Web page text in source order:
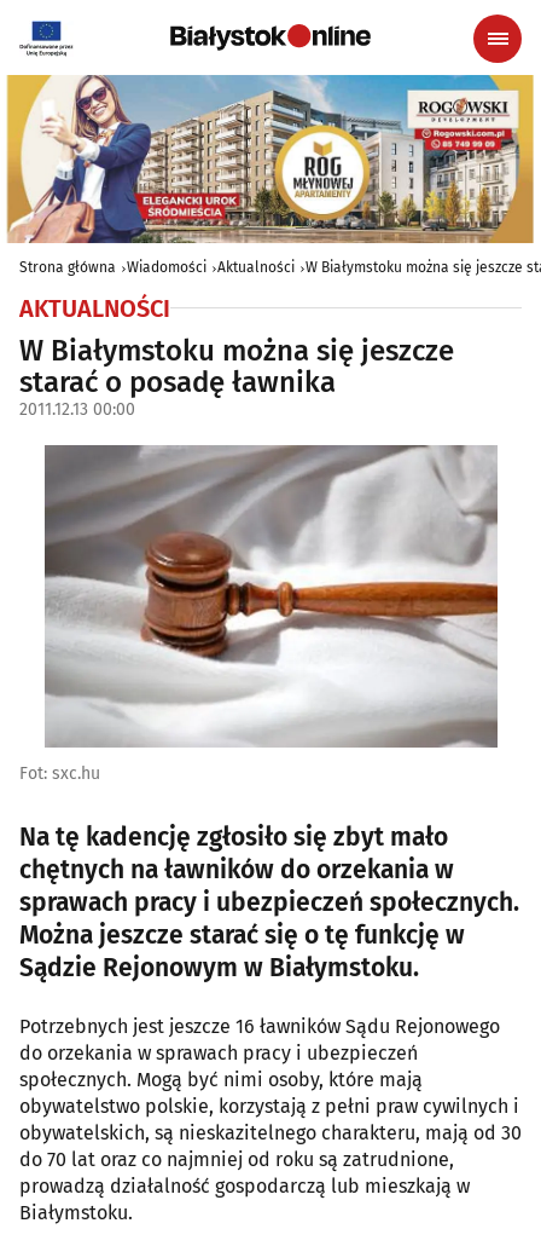
Strona główna Wiadomości Aktualności W Białymstoku można się jeszcze
AKTUALNOŚCI
W Białymstoku można się jeszcze
starać o posadę ławnika
2011.12.13 00:00
Fot: sxc.hu
Na tę kadencję zgłosiło się zbyt mało
chętnych na ławników do orzekania w
sprawach pracy i ubezpieczeń społecznych.
Można jeszcze starać się o tę funkcję w
Sądzie Rejonowym w Białymstoku.
Potrzebnych jest jeszcze 16 ławników Sądu Rejonowego
do orzekania w sprawach pracy i ubezpieczeń
społecznych. Mogą być nimi osoby, które mają
obywatelstwo polskie, korzystają z pełni praw cywilnych i
obywatelskich, są nieskazitelnego charakteru, mają od 30
do 70 lat oraz co najmniej od roku są zatrudnione,
prowadzą działalność gospodarczą lub mieszkają w
Białymstoku.